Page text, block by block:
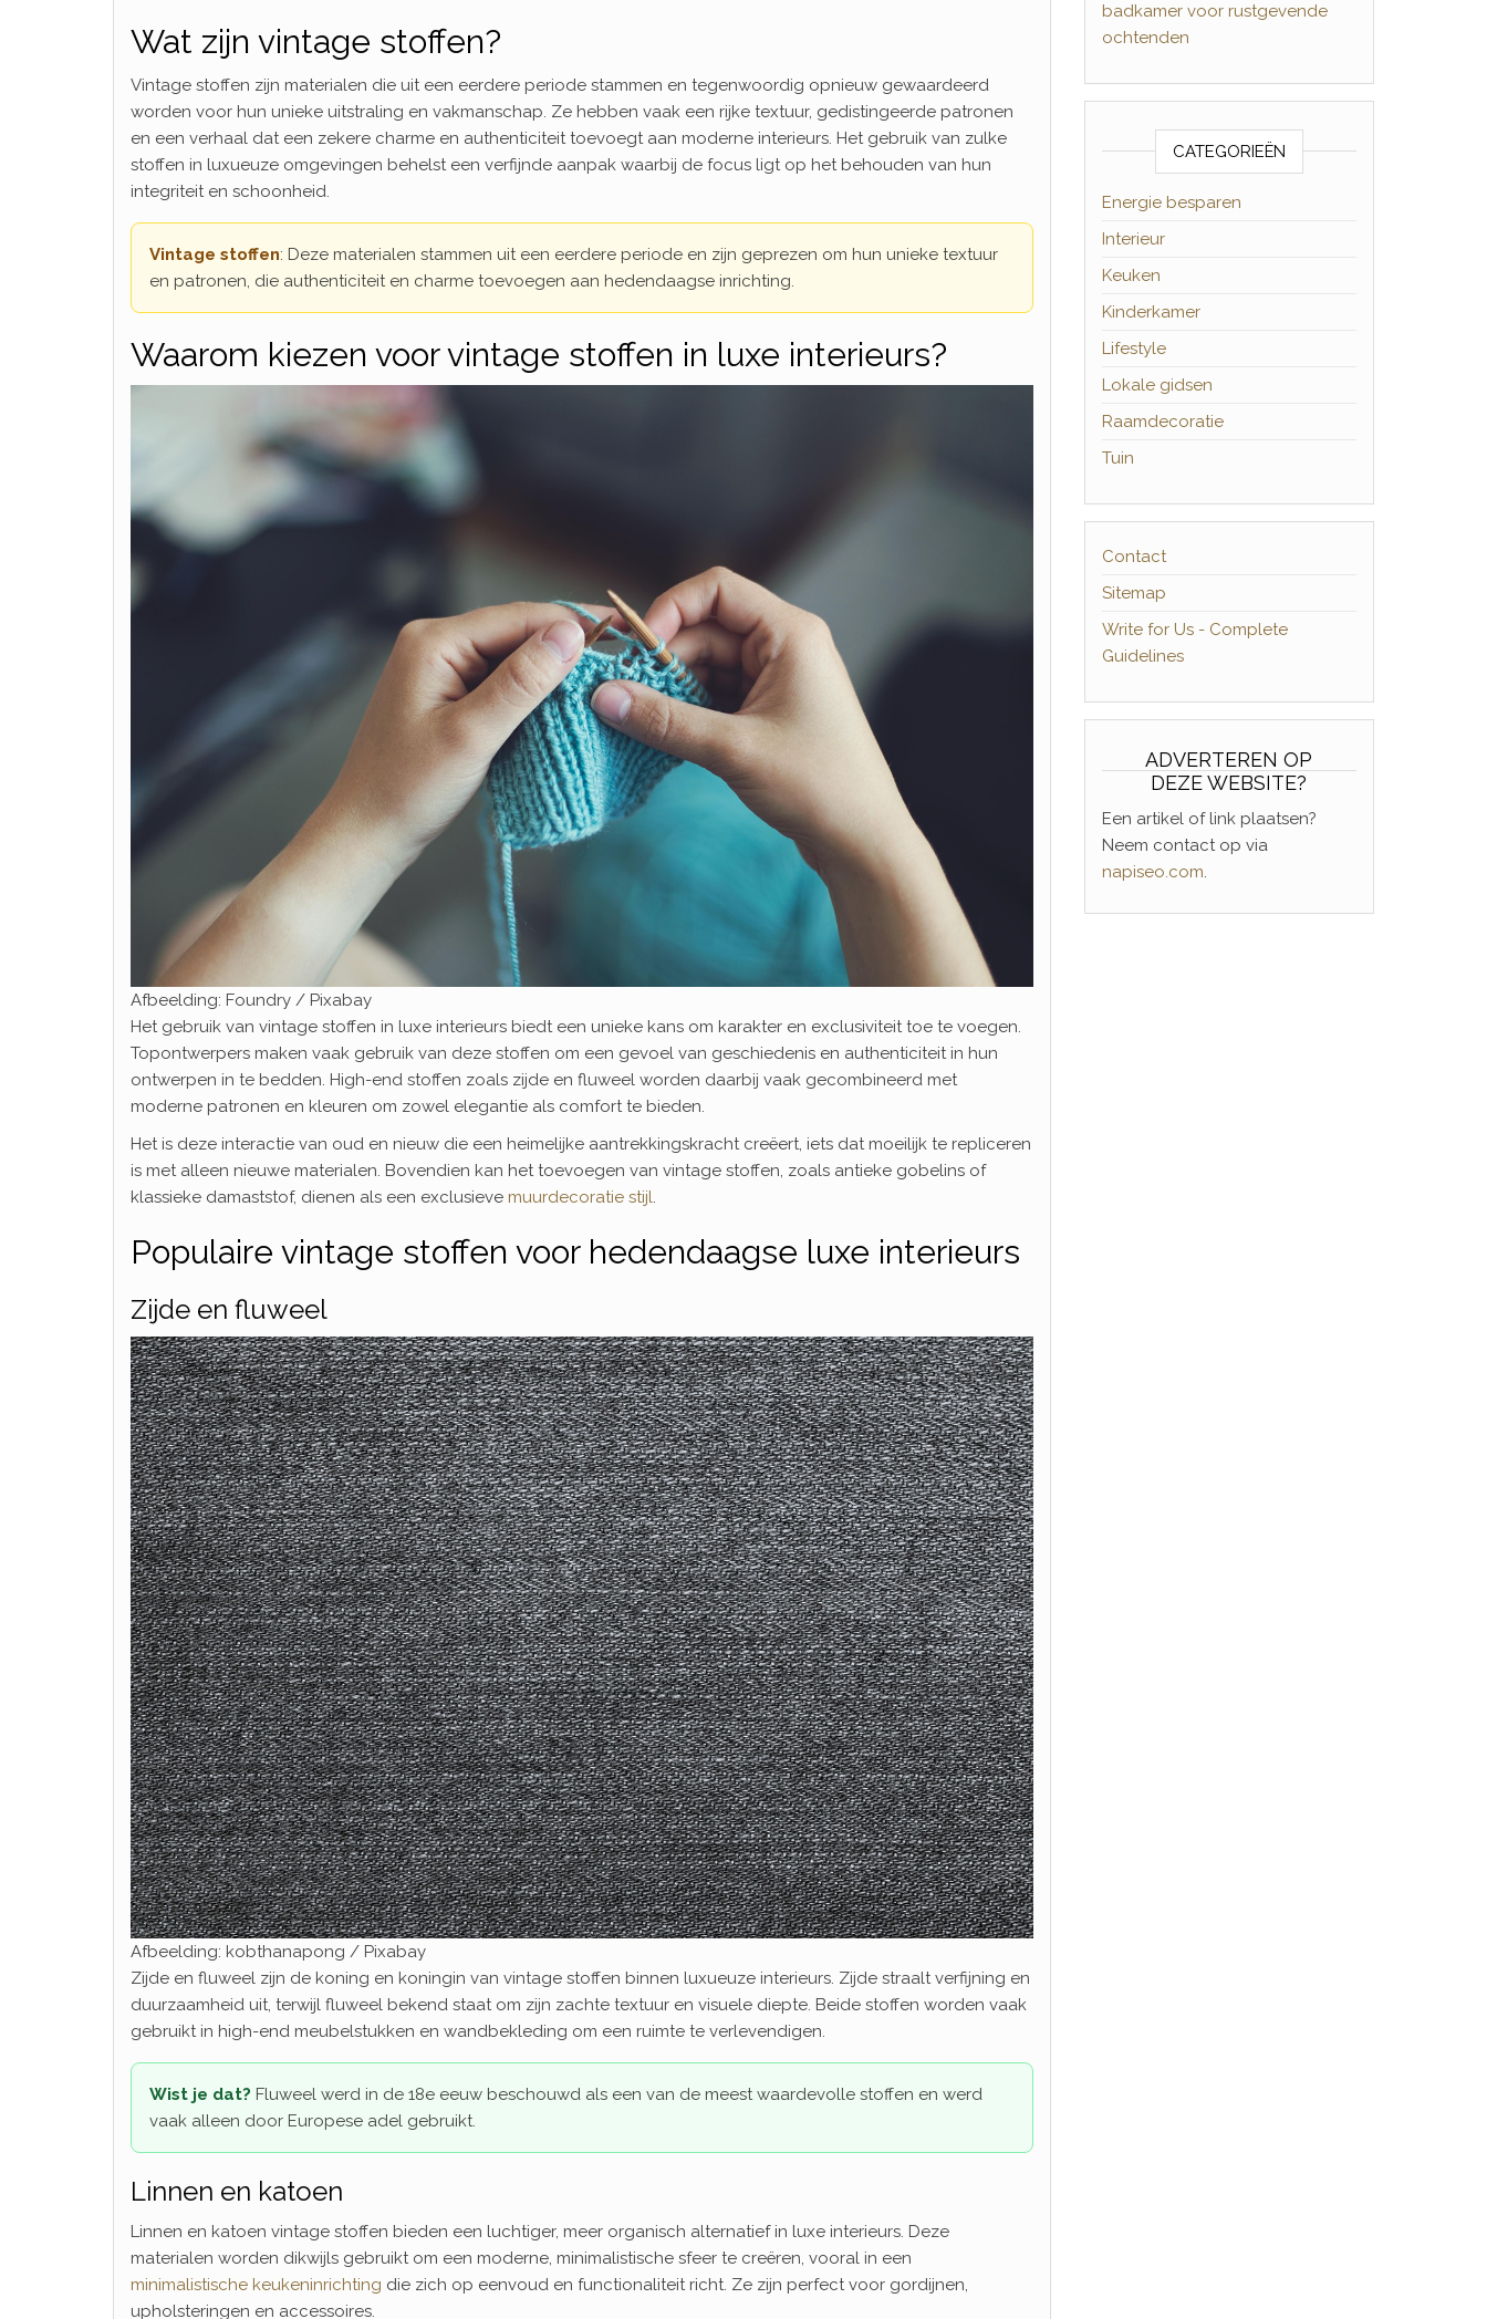
Wat zijn vintage stoffen?
Vintage stoffen zijn materialen die uit een eerdere periode stammen en tegenwoordig opnieuw gewaardeerd
worden voor hun unieke uitstraling en vakmanschap. Ze hebben vaak een rijke textuur, gedistingeerde patronen
en een verhaal dat een zekere charme en authenticiteit toevoegt aan moderne interieurs. Het gebruik van zulke
stoffen in luxueuze omgevingen behelst een verfijnde aanpak waarbij de focus ligt op het behouden van hun
integriteit en schoonheid.
Vintage stoffen: Deze materialen stammen uit een eerdere periode en zijn geprezen om hun unieke textuur
en patronen, die authenticiteit en charme toevoegen aan hedendaagse inrichting.
Waarom kiezen voor vintage stoffen in luxe interieurs?
Afbeelding: Foundry / Pixabay
Het gebruik van vintage stoffen in luxe interieurs biedt een unieke kans om karakter en exclusiviteit toe te voegen.
Topontwerpers maken vaak gebruik van deze stoffen om een gevoel van geschiedenis en authenticiteit in hun
ontwerpen in te bedden. High-end stoffen zoals zijde en fluweel worden daarbij vaak gecombineerd met
moderne patronen en kleuren om zowel elegantie als comfort te bieden.
Het is deze interactie van oud en nieuw die een heimelijke aantrekkingskracht creëert, iets dat moeilijk te repliceren
is met alleen nieuwe materialen. Bovendien kan het toevoegen van vintage stoffen, zoals antieke gobelins of
klassieke damaststof, dienen als een exclusieve muurdecoratie stijl.
Populaire vintage stoffen voor hedendaagse luxe interieurs
Zijde en fluweel
Afbeelding: kobthanapong / Pixabay
Zijde en fluweel zijn de koning en koningin van vintage stoffen binnen luxueuze interieurs. Zijde straalt verfijning en
duurzaamheid uit, terwijl fluweel bekend staat om zijn zachte textuur en visuele diepte. Beide stoffen worden vaak
gebruikt in high-end meubelstukken en wandbekleding om een ruimte te verlevendigen.
Wist je dat? Fluweel werd in de 18e eeuw beschouwd als een van de meest waardevolle stoffen en werd
vaak alleen door Europese adel gebruikt.
Linnen en katoen
Linnen en katoen vintage stoffen bieden een luchtiger, meer organisch alternatief in luxe interieurs. Deze
materialen worden dikwijls gebruikt om een moderne, minimalistische sfeer te creëren, vooral in een
minimalistische keukeninrichting die zich op eenvoud en functionaliteit richt. Ze zijn perfect voor gordijnen,
upholsteringen en accessoires.
badkamer voor rustgevende
ochtenden
CATEGORIEËN
Energie besparen
Interieur
Keuken
Kinderkamer
Lifestyle
Lokale gidsen
Raamdecoratie
Tuin
Contact
Sitemap
Write for Us - Complete
Guidelines
ADVERTEREN OP
DEZE WEBSITE?
Een artikel of link plaatsen?
Neem contact op via
napiseo.com.